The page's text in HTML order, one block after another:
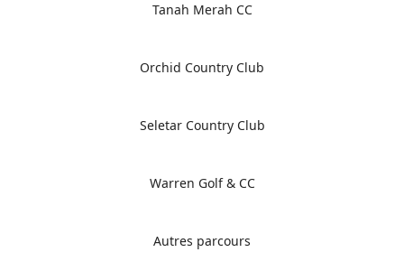
Tanah Merah CC
Orchid Country Club
Seletar Country Club
Warren Golf & CC
Autres parcours